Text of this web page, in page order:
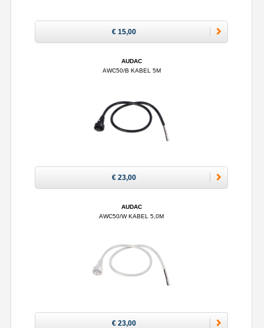
€ 15,00
AUDAC
AWC50/B KABEL 5M
€ 23,00
AUDAC
AWC50/W KABEL 5,0M
€ 23,00